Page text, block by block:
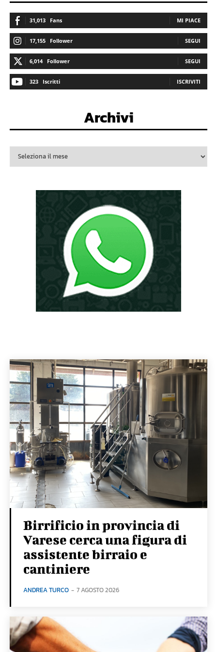
31,013 Fans MI PIACE
17,155 Follower SEGUI
6,014 Follower SEGUI
323 Iscritti ISCRIVITI
Archivi
Birrificio in provincia di
Varese cerca una figura di
assistente birraio e
cantiniere
ANDREA TURCO - 7 AGOSTO 2026